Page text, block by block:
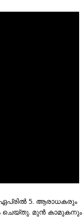
ഏപ്രിൽ 5. ആരാധകരും
ചെയ്തു. മുൻ കാമുകനും